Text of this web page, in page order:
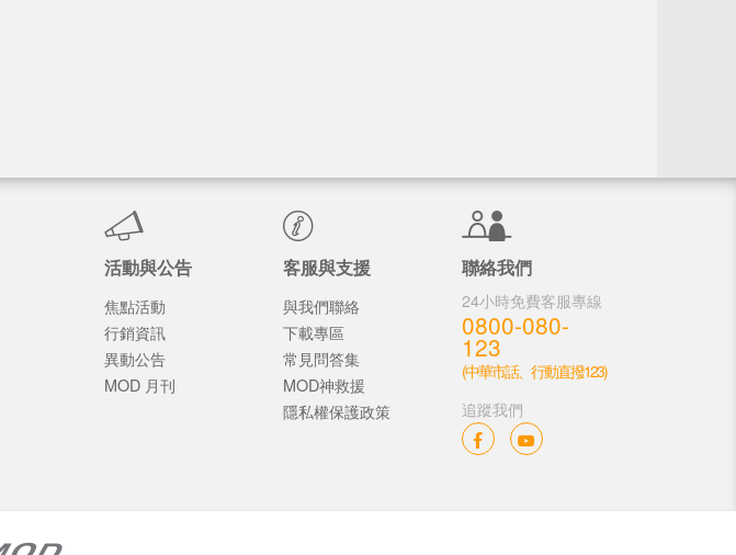
活動與公告
焦點活動
行銷資訊
異動公告
MOD 月刊
客服與支援
與我們聯絡
下載專區
常見問答集
MOD神救援
隱私權保護政策
聯絡我們
24小時免費客服專線
0800-080-
123
(中華市話、行動直撥123)
追蹤我們